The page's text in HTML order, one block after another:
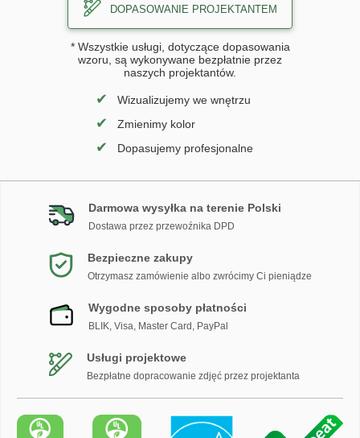
DOPASOWANIE PROJEKTANTEM
* Wszystkie usługi, dotyczące dopasowania
wzoru, są wykonywane bezpłatnie przez
naszych projektantów.
✔ Wizualizujemy we wnętrzu
✔ Zmienimy kolor
✔ Dopasujemy profesjonalne
Darmowa wysyłka na terenie Polski
Dostawa przez przewoźnika DPD
Bezpieczne zakupy
Otrzymasz zamówienie albo zwrócimy Ci pieniądze
Wygodne sposoby płatności
BLIK, Visa, Master Card, PayPal
Usługi projektowe
Bezpłatne dopracowanie zdjęć przez projektanta